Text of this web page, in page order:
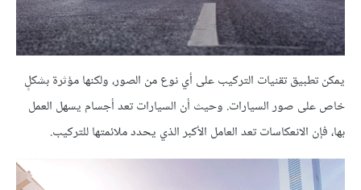
يمكن تطبيق تقنيات التركيب على أي نوع من الصور، ولكنها مؤثرة بشكلٍ
خاص على صور السيارات. وحيث أن السيارات تعد أجسام يسهل العمل
بها، فإن الانعكاسات تعد العامل الأكبر الذي يحدد ملائمتها للتركيب.